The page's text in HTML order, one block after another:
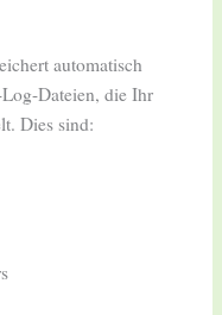
automatisch
Dateien, die Ihr
Dies sind: